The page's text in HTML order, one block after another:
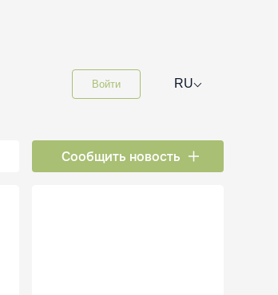
Войти RU⌵
Сообщить новость